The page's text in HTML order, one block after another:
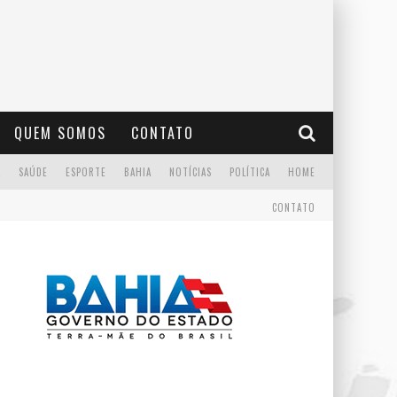
QUEM SOMOS CONTATO
HOME
POLÍTICA
NOTÍCIAS
BAHIA
ESPORTE
SAÚDE
CONTATO